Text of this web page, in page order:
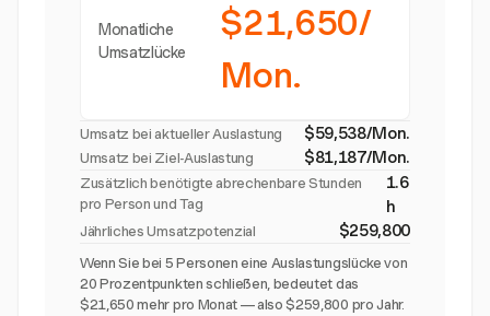
Monatliche
Umsatzlücke
$21,650/
Mon.
Umsatz bei aktueller Auslastung $59,538/Mon.
Umsatz bei Ziel-Auslastung $81,187/Mon.
Zusätzlich benötigte abrechenbare Stunden
pro Person und Tag
1.6
h
Jährliches Umsatzpotenzial $259,800
Wenn Sie bei 5 Personen eine Auslastungslücke von
20 Prozentpunkten schließen, bedeutet das
$21,650 mehr pro Monat — also $259,800 pro Jahr.